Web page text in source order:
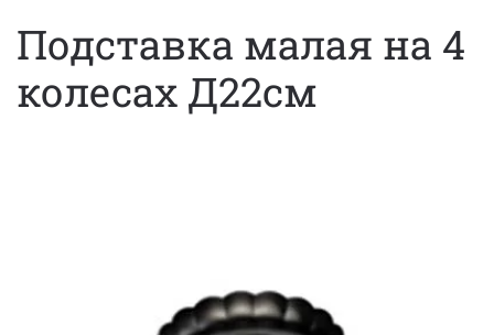
Подставка малая на 4
колесах Д22см